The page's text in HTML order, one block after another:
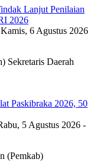
Lanjut Penilaian
2026
Kamis, 6 Agustus 2026
Daerah
Paskibraka 2026, 50
5 Agustus 2026 -
(Pemkab)